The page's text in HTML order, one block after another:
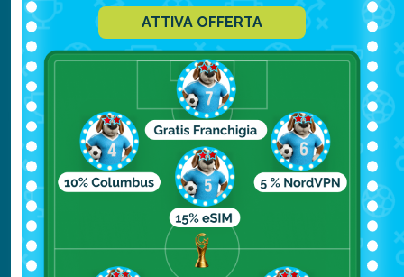
Marzo
min. 10° / max 21°
min. 13° / max 26°
Maggio
min. 19° / max 32°
min. 24° / max 37°
Luglio
ATTIVA OFFERTA